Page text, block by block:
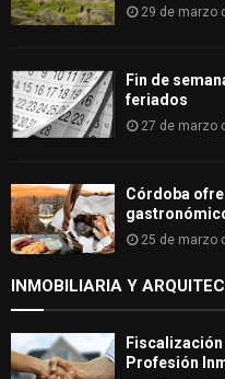
29 de marzo
Fin de
feriados
27 de marzo
Córdoba
25 de marzo
INMOBILIARIA Y
Profesión